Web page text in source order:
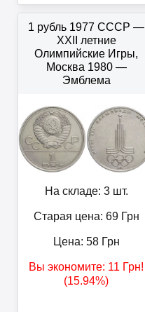
1 рубль 1977 СССР —
XXII летние
Олимпийские Игры,
Москва 1980 —
Эмблема
На складе: 3 шт.
Старая цена: 69Грн
Цена: 58Грн
Вы экономите: 11 Грн!
(15.94%)